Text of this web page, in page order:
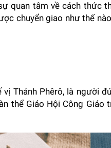
quan tâm về cách thức
chuyển giao như thế
Thánh Phêrô, là người
thể Giáo Hội Công Giáo